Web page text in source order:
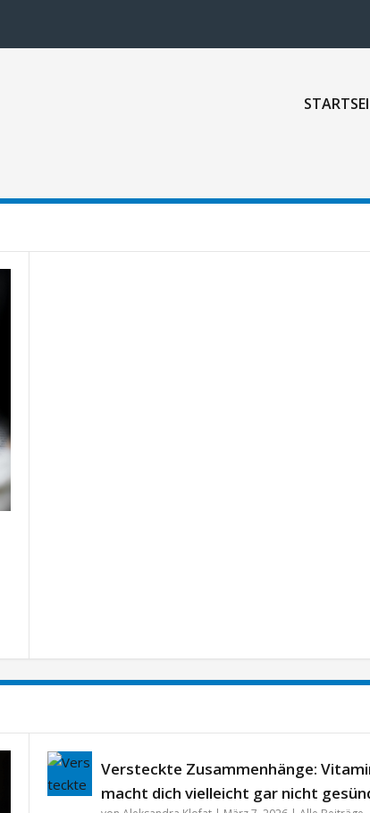
Versteckte Zusammenhänge:
macht dich vielleicht gar nicht